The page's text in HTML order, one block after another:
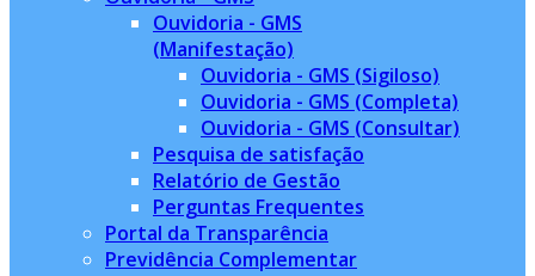
Ouvidoria - GMS
(Manifestação)
Ouvidoria - GMS (Sigiloso)
Ouvidoria - GMS (Completa)
Ouvidoria - GMS (Consultar)
Pesquisa de satisfação
Relatório de Gestão
Perguntas Frequentes
Portal da Transparência
Previdência Complementar